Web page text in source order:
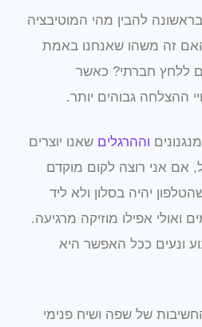
להבין מהי המוטיבציה
האם זה משהו שאנחנו באמת
ללחץ חברתי? כאשר
ההצלחה גבוהים יותר.
וההרגלים שאנו יוצרים
אם אני רוצה לקום מוקדם
יהיה בסלון ולא ליד
ואולי אפילו מוזיקה מרגיעה.
ונעים ככל האפשר היא
של שפה ושיח פנימי